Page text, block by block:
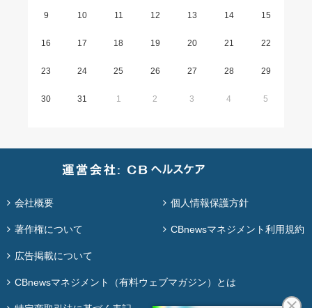
9 10 11 12 13 14 15
16 17 18 19 20 21 22
23 24 25 26 27 28 29
30 31 1 2 3 4 5
会社概要 個人情報保護方針
著作権について CBnewsマネジメント利用規約
広告掲載について
CBnewsマネジメント（有料ウェブマガジン）とは